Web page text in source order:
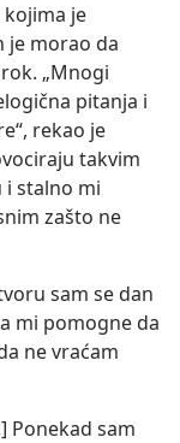
je
je morao da
„Mnogi
pitanja i
rekao je
takvim
i stalno mi
zašto ne
sam se dan
mi pomogne da
ne vraćam
Ponekad sam